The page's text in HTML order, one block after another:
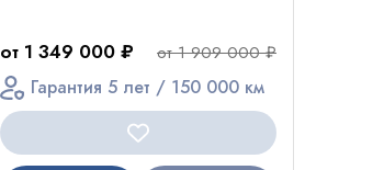
от 1 349 000 ₽ от 1 909 000 ₽
Гарантия 5 лет / 150 000 км